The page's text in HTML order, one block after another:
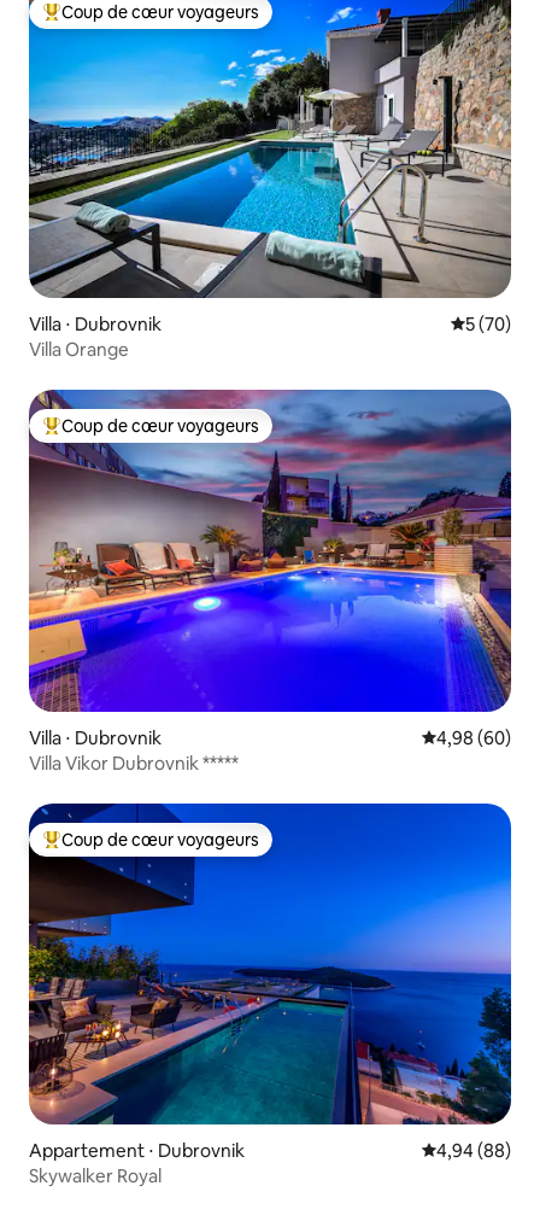
Coups de cœur voyageurs les plus appréciés
Coup de cœur voyageurs
Villa ⋅ Dubrovnik
5 (70)
Villa Orange
Coups de cœur voyageurs les plus appréciés
Coup de cœur voyageurs
Villa ⋅ Dubrovnik Évaluation
4,98 (60)
Villa Vikor Dubrovnik *****
Coups de cœur voyageurs les plus appréciés
Coup de cœur voyageurs
Appartement ⋅ Dubrovnik Évaluation
4,94 (88)
Skywalker Royal